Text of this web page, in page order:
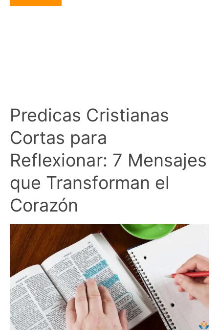
Predicas Cristianas
Cortas para
Reflexionar: 7 Mensajes
que Transforman el
Corazón